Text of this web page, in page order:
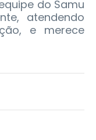
do Samu
atendendo
e merece